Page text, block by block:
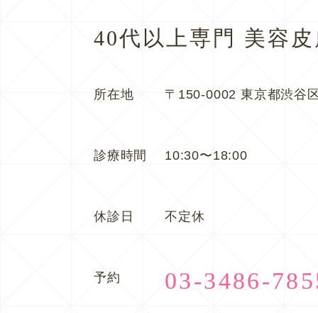
40代以上専門 美容
所在地 〒150-0002 東京都渋谷
診療時間 10:30〜18:00
休診日 不定休
予約 03-3486-